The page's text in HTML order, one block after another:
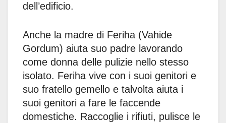
dell’edificio.
Anche la madre di Feriha (Vahide
Gordum) aiuta suo padre lavorando
come donna delle pulizie nello stesso
isolato. Feriha vive con i suoi genitori e
suo fratello gemello e talvolta aiuta i
suoi genitori a fare le faccende
domestiche. Raccoglie i rifiuti, pulisce le